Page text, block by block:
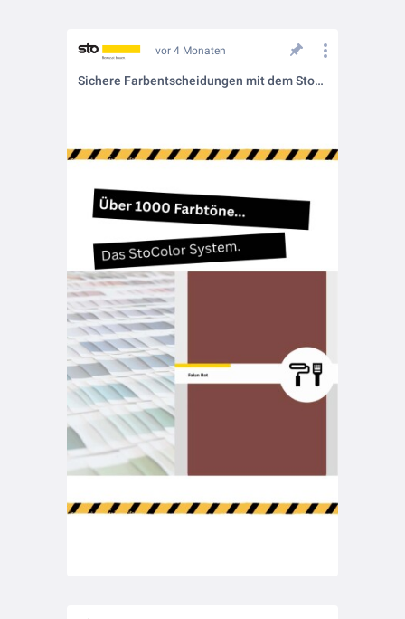
vor 4 Monaten
Sichere Farbentscheidungen mit dem StoColor System 🎨